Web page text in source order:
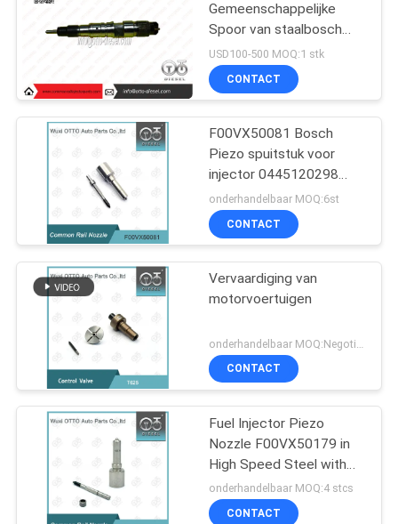
Gemeenschappelijke
Spoor van staalbosch
Vervangstukken 0 445
120 110, 0445120110
USD100-500 MOQ:1 stk
CONTACT
F00VX50081 Bosch
Piezo spuitstuk voor
injector 0445120298
/0445120299
onderhandelbaar MOQ:6st
CONTACT
Vervaardiging van
motorvoertuigen
CONTACT
Fuel Injector Piezo
Nozzle F00VX50179 in
High Speed Steel with
CE Certification
onderhandelbaar MOQ:4 stcs
CONTACT